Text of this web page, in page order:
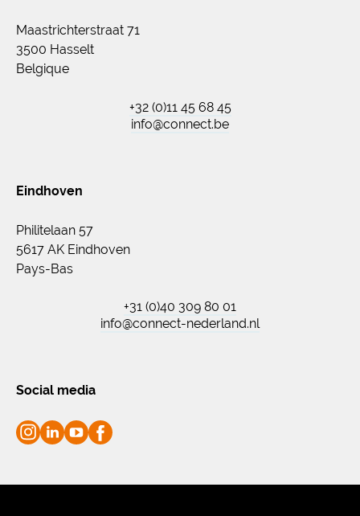
Maastrichterstraat 71
3500 Hasselt
Belgique
+32 (0)11 45 68 45
info@connect.be
Eindhoven
Philitelaan 57
5617 AK Eindhoven
Pays-Bas
+31 (0)40 309 80 01
info@connect-nederland.nl
Social media